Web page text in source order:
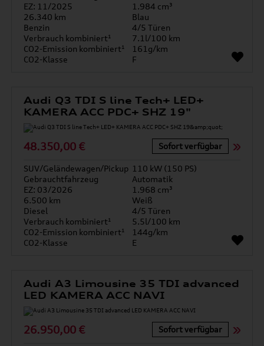
EZ: 11/2025
1.984 cm³
26.340 km
Blau
Benzin
4/5 Türen
Verbrauch kombiniert¹
7.1l/100 km
CO2-Emission kombiniert¹
161g/km
CO2-Klasse
F
Audi Q3 TDI S line Tech+ LED+
KAMERA ACC PDC+ SHZ 19"
48.350,00 € Sofort verfügbar
SUV/Geländewagen/Pickup 110 kW (150 PS)
Gebrauchtfahrzeug
Automatik
EZ: 03/2026
1.968 cm³
6.500 km
Weiß
Diesel
4/5 Türen
Verbrauch kombiniert¹
5.5l/100 km
CO2-Emission kombiniert¹
144g/km
CO2-Klasse
E
Audi A3 Limousine 35 TDI advanced
LED KAMERA ACC NAVI
26.950,00 € Sofort verfügbar